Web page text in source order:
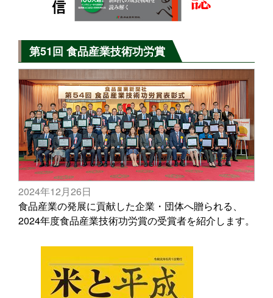
第51回 食品産業技術功労賞
2024年12月26日
食品産業の発展に貢献した企業・団体へ贈られる、
2024年度食品産業技術功労賞の受賞者を紹介します。